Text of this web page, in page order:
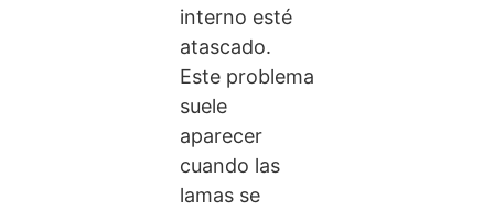
interno esté
atascado.
Este problema
suele
aparecer
cuando las
lamas se